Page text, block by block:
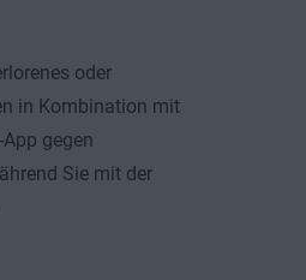
oder
in Kombination mit
gegen
Sie mit der